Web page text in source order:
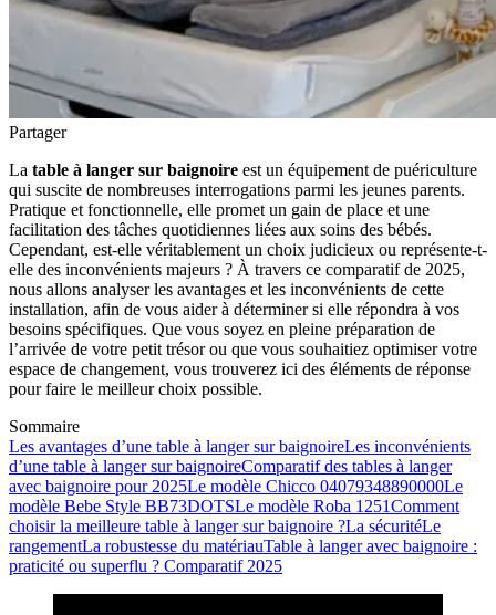
Partager
La table à langer sur baignoire est un équipement de puériculture
qui suscite de nombreuses interrogations parmi les jeunes parents.
Pratique et fonctionnelle, elle promet un gain de place et une
facilitation des tâches quotidiennes liées aux soins des bébés.
Cependant, est-elle véritablement un choix judicieux ou représente-t-
elle des inconvénients majeurs ? À travers ce comparatif de 2025,
nous allons analyser les avantages et les inconvénients de cette
installation, afin de vous aider à déterminer si elle répondra à vos
besoins spécifiques. Que vous soyez en pleine préparation de
l’arrivée de votre petit trésor ou que vous souhaitiez optimiser votre
espace de changement, vous trouverez ici des éléments de réponse
pour faire le meilleur choix possible.
Sommaire
Les avantages d’une table à langer sur baignoireLes inconvénients
d’une table à langer sur baignoireComparatif des tables à langer
avec baignoire pour 2025Le modèle Chicco 04079348890000Le
modèle Bebe Style BB73DOTSLe modèle Roba 1251Comment
choisir la meilleure table à langer sur baignoire ?La sécuritéLe
rangementLa robustesse du matériauTable à langer avec baignoire :
praticité ou superflu ? Comparatif 2025